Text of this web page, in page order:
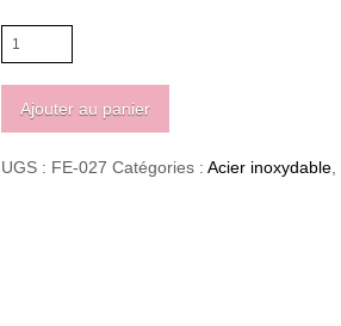
quantité
de
inoxydable
avec
Ajouter au panier
UGS : FE-027 Catégories :Acier inoxydable